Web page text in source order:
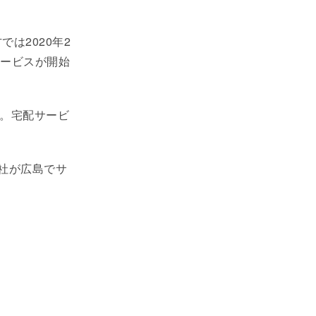
は2020年2
ビスが開始
宅配サービ
が広島でサ